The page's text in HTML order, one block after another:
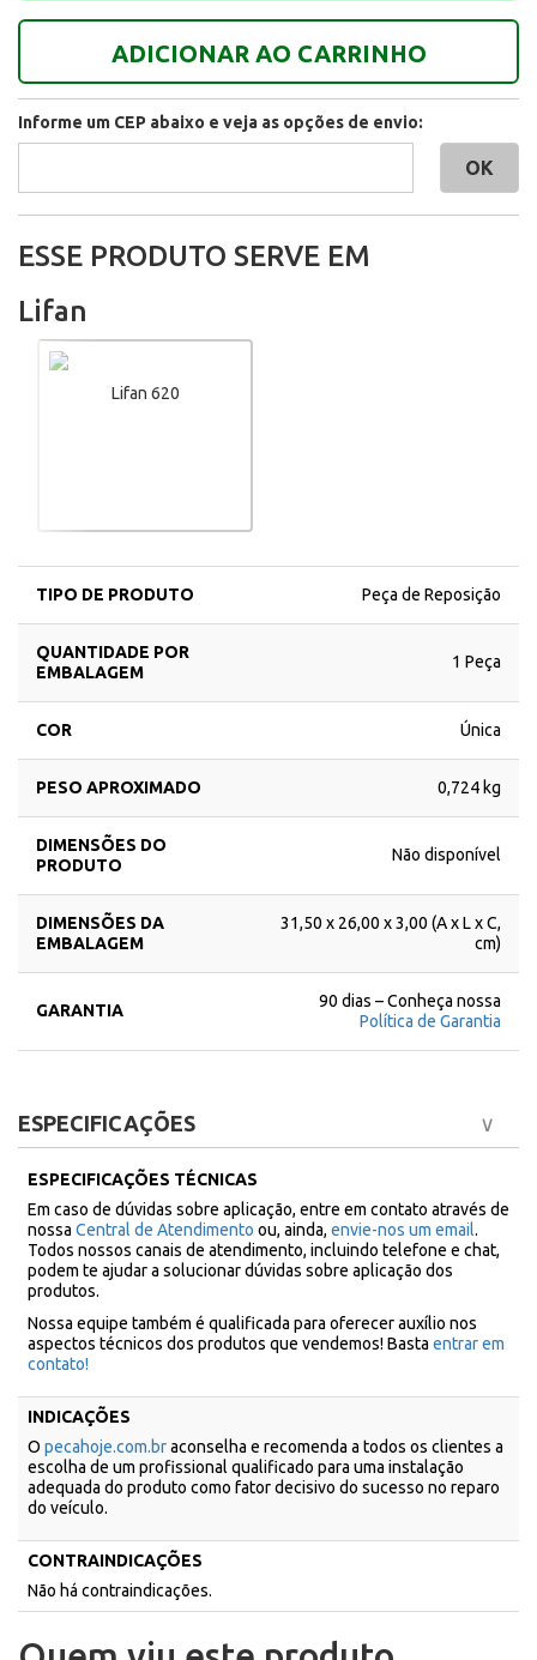
ADICIONAR AO CARRINHO
Informe um CEP abaixo e veja as opções de envio:
ESSE PRODUTO SERVE EM
Lifan
Lifan 620
TIPO DE PRODUTO Peça de Reposição
QUANTIDADE POR
EMBALAGEM
1 Peça
COR Única
PESO APROXIMADO 0,724 kg
DIMENSÕES DO
PRODUTO
Não disponível
DIMENSÕES DA
EMBALAGEM
31,50 x 26,00 x 3,00 (A x L x C,
cm)
GARANTIA
90 dias – Conheça nossa
Política de Garantia
ESPECIFICAÇÕES
ESPECIFICAÇÕES TÉCNICAS
Em caso de dúvidas sobre aplicação, entre em contato através de
nossa Central de Atendimento ou, ainda, envie-nos um email.
Todos nossos canais de atendimento, incluindo telefone e chat,
podem te ajudar a solucionar dúvidas sobre aplicação dos
produtos.
Nossa equipe também é qualificada para oferecer auxílio nos
aspectos técnicos dos produtos que vendemos! Basta entrar em
contato!
INDICAÇÕES
O pecahoje.com.braconselha e recomenda a todos os clientes a
escolha de um profissional qualificado para uma instalação
adequada do produto como fator decisivo do sucesso no reparo
do veículo.
CONTRAINDICAÇÕES
Não há contraindicações.